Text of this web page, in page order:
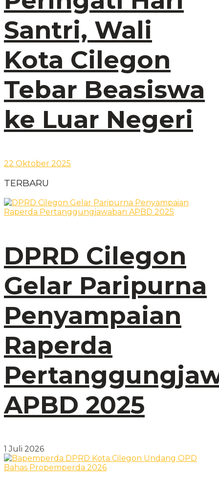
Santri, Wali
Kota Cilegon
Tebar Beasiswa
ke Luar Negeri
22 Oktober 2025
TERBARU
DPRD Cilegon
Gelar Paripurna
Penyampaian
Raperda
APBD 2025
1 Juli 2026